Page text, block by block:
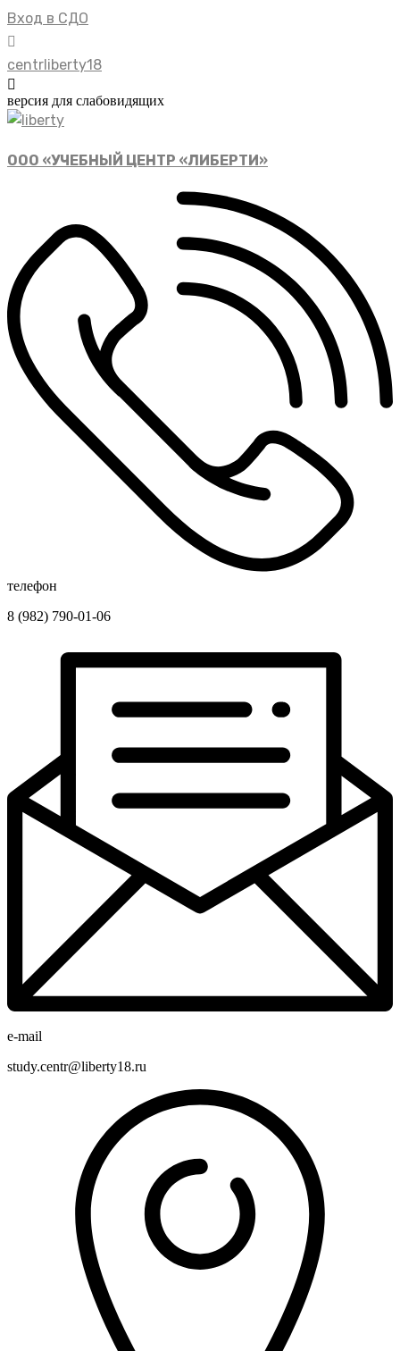
Вход в СДО
centrliberty18
версия для слабовидящих
ООО «УЧЕБНЫЙ ЦЕНТР «ЛИБЕРТИ»
телефон
8 (982) 790-01-06
e-mail
study.centr@liberty18.ru